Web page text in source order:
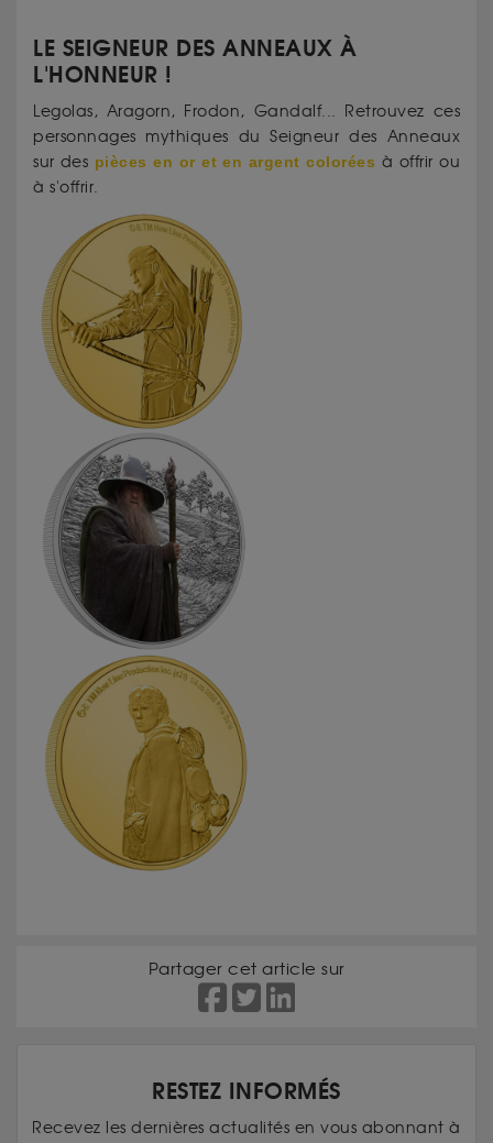
LE SEIGNEUR DES ANNEAUX À
L'HONNEUR !
Legolas, Aragorn, Frodon, Gandalf... Retrouvez ces
personnages mythiques du Seigneur des Anneaux
sur des pièces en or et en argent colorées à offrir ou
à s'offrir.
Partager cet article sur
RESTEZ INFORMÉS
Recevez les dernières actualités en vous abonnant à